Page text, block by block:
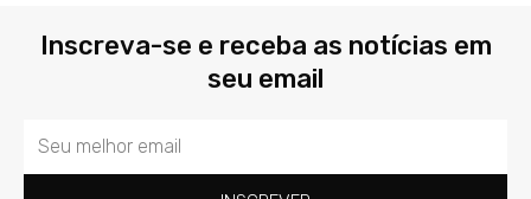
Inscreva-se e receba as notícias em
seu email
Email